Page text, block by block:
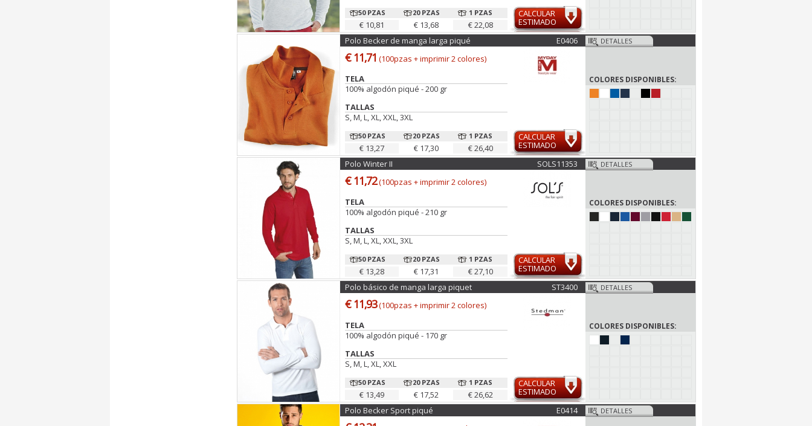
50 PZAS
€ 10,81
20 PZAS
€ 13,68
1 PZAS
€ 22,08
CALCULAR
ESTIMADO
Polo Becker de manga larga piqué E0406
€ 11,71 (100pzas + imprimir 2 colores)
TELA
100% algodón piqué - 200 gr
TALLAS
S, M, L, XL, XXL, 3XL
50 PZAS
€ 13,27
20 PZAS
€ 17,30
1 PZAS
€ 26,40
CALCULAR
ESTIMADO
DETALLES
COLORES DISPONIBLES:
Polo Winter II SOLS11353
€ 11,72(100pzas + imprimir 2 colores)
TELA
100% algodón piqué - 210 gr
TALLAS
S, M, L, XL, XXL, 3XL
50 PZAS
€ 13,28
20 PZAS
€ 17,31
1 PZAS
€ 27,10
CALCULAR
ESTIMADO
DETALLES
COLORES DISPONIBLES:
Polo básico de manga larga piquet ST3400
€ 11,93(100pzas + imprimir 2 colores)
TELA
100% algodón piqué - 170 gr
TALLAS
S, M, L, XL, XXL
50 PZAS
€ 13,49
20 PZAS
€ 17,52
1 PZAS
€ 26,62
CALCULAR
ESTIMADO
DETALLES
COLORES DISPONIBLES:
Polo Becker Sport piqué E0414 DETALLES